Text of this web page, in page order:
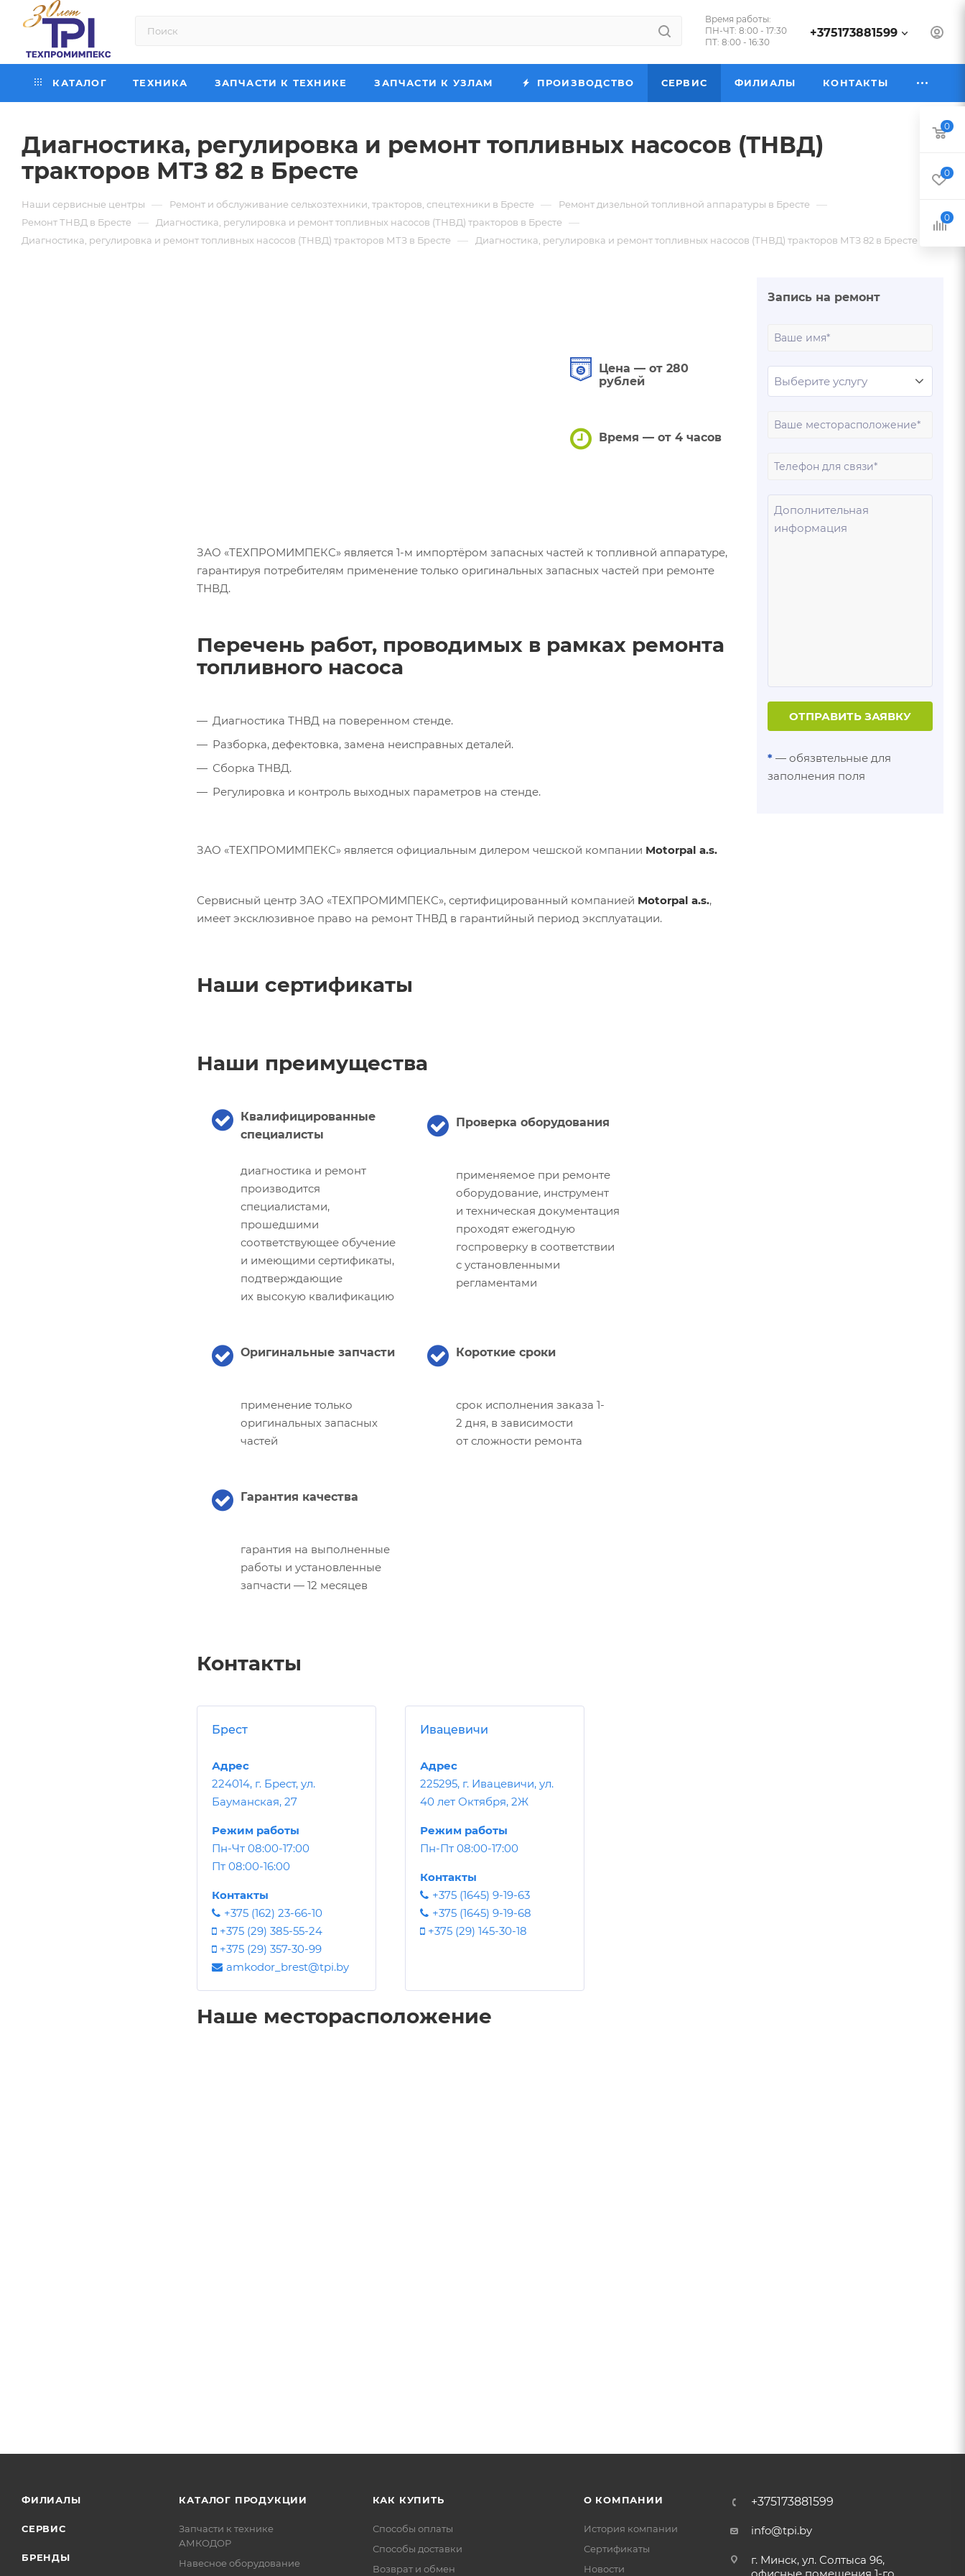
Время работы:
ПН-ЧТ: 8:00 - 17:30
ПТ: 8:00 - 16:30
+375173881599
КАТАЛОГ ТЕХНИКА ЗАПЧАСТИ К ТЕХНИКЕ ЗАПЧАСТИ К УЗЛАМ ПРОИЗВОДСТВО СЕРВИС ФИЛИАЛЫ КОНТАКТЫ
Диагностика, регулировка и ремонт топливных насосов (ТНВД)
тракторов МТЗ 82 в Бресте
Наши сервисные центры — Ремонт и обслуживание сельхозтехники, тракторов, спецтехники в Бресте — Ремонт дизельной топливной аппаратуры в Бресте —
Ремонт ТНВД в Бресте — Диагностика, регулировка и ремонт топливных насосов (ТНВД) тракторов в Бресте —
Диагностика, регулировка и ремонт топливных насосов (ТНВД) тракторов МТЗ в Бресте — Диагностика, регулировка и ремонт топливных насосов (ТНВД) тракторов МТЗ 82 в Бресте
Цена — от 280
рублей
Время — от 4 часов
ЗАО «ТЕХПРОМИМПЕКС» является 1-м импортёром запасных частей к топливной аппаратуре,
гарантируя потребителям применение только оригинальных запасных частей при ремонте
ТНВД.
Перечень работ, проводимых в рамках ремонта
топливного насоса
Диагностика ТНВД на поверенном стенде.
Разборка, дефектовка, замена неисправных деталей.
Сборка ТНВД.
Регулировка и контроль выходных параметров на стенде.
ЗАО «ТЕХПРОМИМПЕКС» является официальным дилером чешской компании Motorpal a.s.
Сервисный центр ЗАО «ТЕХПРОМИМПЕКС», сертифицированный компанией Motorpal a.s.,
имеет эксклюзивное право на ремонт ТНВД в гарантийный период эксплуатации.
Наши сертификаты
Наши преимущества
Квалифицированные
специалисты
диагностика и ремонт
производится
специалистами,
прошедшими
соответствующее обучение
и имеющими сертификаты,
подтверждающие
их высокую квалификацию
Проверка оборудования
применяемое при ремонте
оборудование, инструмент
и техническая документация
проходят ежегодную
госпроверку в соответствии
с установленными
регламентами
Оригинальные запчасти
применение только
оригинальных запасных
частей
Короткие сроки
срок исполнения заказа 1-
2 дня, в зависимости
от сложности ремонта
Гарантия качества
гарантия на выполненные
работы и установленные
запчасти — 12 месяцев
Контакты
Брест
Адрес
224014, г. Брест, ул.
Бауманская, 27
Режим работы
Пн-Чт 08:00-17:00
Пт 08:00-16:00
Контакты
+375 (162) 23-66-10
+375 (29) 385-55-24
+375 (29) 357-30-99
amkodor_brest@tpi.by
Ивацевичи
Адрес
225295, г. Ивацевичи, ул.
40 лет Октября, 2Ж
Режим работы
Пн-Пт 08:00-17:00
Контакты
+375 (1645) 9-19-63
+375 (1645) 9-19-68
+375 (29) 145-30-18
Наше месторасположение
Запись на ремонт
ОТПРАВИТЬ ЗАЯВКУ
* — обязвтельные для
заполнения поля
ФИЛИАЛЫ
СЕРВИС
БРЕНДЫ
КАТАЛОГ ПРОДУКЦИИ
Запчасти к технике
АМКОДОР
Навесное оборудование
КАК КУПИТЬ
Способы оплаты
Способы доставки
Возврат и обмен
О КОМПАНИИ
История компании
Сертификаты
Новости
+375173881599
info@tpi.by
г. Минск, ул. Солтыса 96,
0
0
0